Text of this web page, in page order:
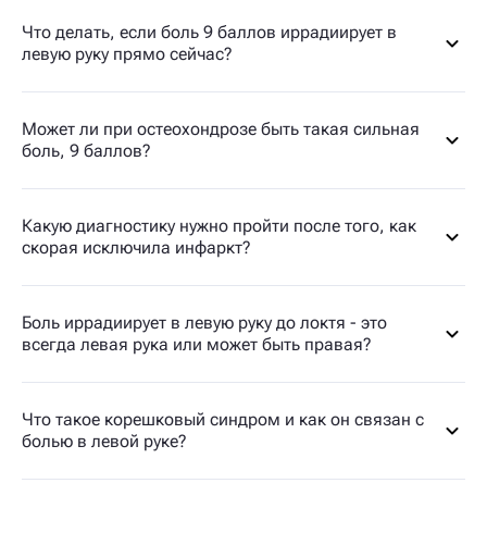
Что делать, если боль 9 баллов иррадиирует в
левую руку прямо сейчас?
Может ли при остеохондрозе быть такая сильная
боль, 9 баллов?
Какую диагностику нужно пройти после того, как
скорая исключила инфаркт?
Боль иррадиирует в левую руку до локтя - это
всегда левая рука или может быть правая?
Что такое корешковый синдром и как он связан с
болью в левой руке?